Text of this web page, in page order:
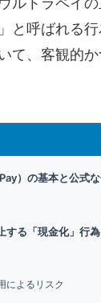
と呼ばれる
て、客観的
）の基本と公式
する「現金化」行
によるリスク